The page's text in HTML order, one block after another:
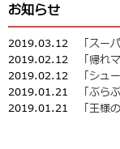
お知らせ
2019.03.12
「スー
2019.02.12
「帰れ
2019.02.12
「シュ
2019.01.21
「ぶら
2019.01.21
「王様